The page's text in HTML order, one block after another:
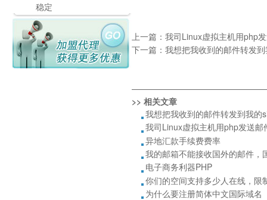
稳定
上一篇： 我司Linux虚拟主机用php
下一篇： 我想把我收到的邮件转发
>> 相关文章
我想把我收到的邮件转发到我
我司Linux虚拟主机用php发送邮
异地汇款手续费费率
我的邮箱不能接收国外的邮件，
电子商务利器PHP
你们的空间支持多少人在线，限
为什么要注册简体中文国际域名